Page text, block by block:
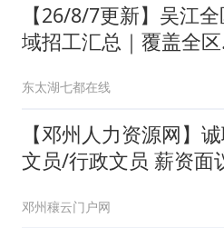
【26/8/7更新】吴江
域招工汇总｜覆盖全区
方便！
东太湖七都在线
【邓州人力资源网】
文员/行政文员 薪资面
邓州穰云门户网